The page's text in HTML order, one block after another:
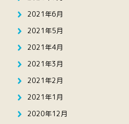
2021年6月
2021年5月
2021年4月
2021年3月
2021年2月
2021年1月
2020年12月